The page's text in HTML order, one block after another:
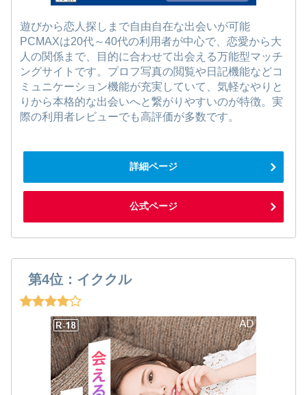
遊びから恋人探しまで自由自在な出会いが可能
PCMAXは20代～40代の利用者が中心で、恋愛から大
人の関係まで、目的に合わせて出会える万能型マッチ
ングサイトです。プロフ写真の閲覧や日記機能などコ
ミュニケーション機能が充実していて、気軽なやりと
りから本格的な出会いへと繋がりやすいのが特徴。実
際の利用者レビューでも高評価が多数です。
詳細ページ
公式ページ
第4位：イククル